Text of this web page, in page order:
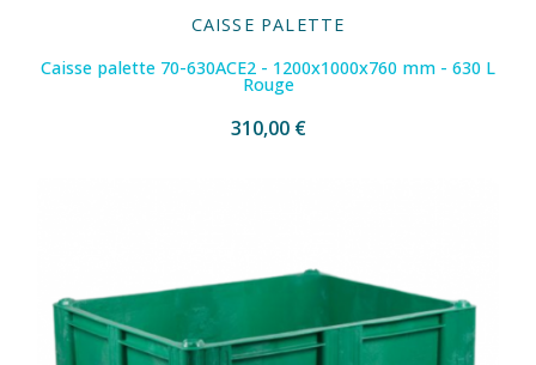
CAISSE PALETTE
Caisse palette 70-630ACE2 - 1200x1000x760 mm - 630 L
Rouge
310,00 €